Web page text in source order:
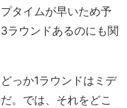
タイムが早いため予
ラウンドあるのにも関
っか1ラウンドはミデ
。では、それをどこ